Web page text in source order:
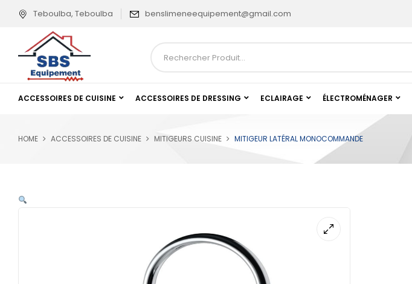
Teboulba, Teboulba benslimeneequipement@gmail.com
ACCESSOIRES DE CUISINE ACCESSOIRES DE DRESSING ECLAIRAGE ÉLECTROMÉNAGER
HOME ACCESSOIRES DE CUISINE MITIGEURS CUISINE MITIGEUR LATÉRAL MONOCOMMANDE